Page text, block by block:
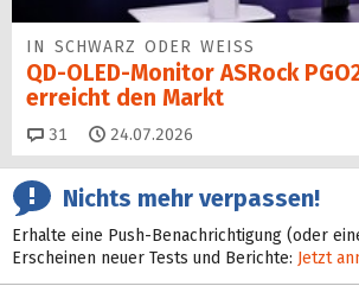
IN SCHWARZ ODER WEISS
QD-OLED-Monitor ASRock
erreicht den Markt
31 Kommentare
24.07.2026
Nichts mehr verpassen!
Erhalte eine Push-Benachrichtigung (oder
Erscheinen neuer Tests und Berichte: Jetzt